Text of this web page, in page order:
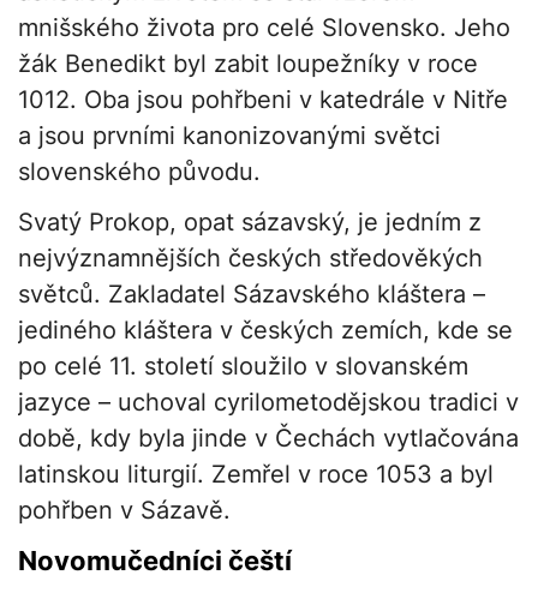
mnišského života pro celé Slovensko. Jeho
žák Benedikt byl zabit loupežníky v roce
1012. Oba jsou pohřbeni v katedrále v Nitře
a jsou prvními kanonizovanými světci
slovenského původu.
Svatý Prokop, opat sázavský, je jedním z
nejvýznamnějších českých středověkých
světců. Zakladatel Sázavského kláštera –
jediného kláštera v českých zemích, kde se
po celé 11. století sloužilo v slovanském
jazyce – uchoval cyrilometodějskou tradici v
době, kdy byla jinde v Čechách vytlačována
latinskou liturgií. Zemřel v roce 1053 a byl
pohřben v Sázavě.
Novomučedníci čeští